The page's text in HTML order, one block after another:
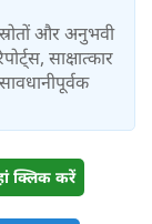
और अनुभवी
साक्षात्कार
क्लिक करें